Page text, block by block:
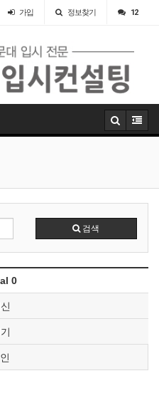
가입 정보찾기 12
검색
0